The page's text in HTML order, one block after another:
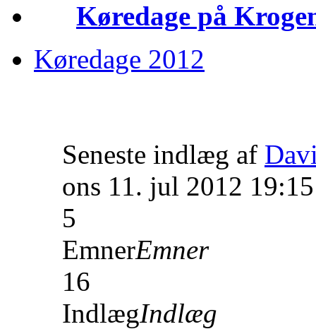
Køredage på
Køredage 2012
Seneste indlæg af
ons 11. jul 2012 19:15
5
EmnerEmner
16
IndlægIndlæg